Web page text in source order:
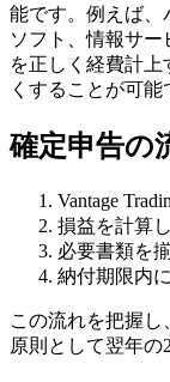
能です。例えば、
ソフト、情報サ
を正しく経費計
くすることが可能
確定申告の
Vantage
損益を計算
必要書類を
納付期限内
この流れを把握
原則として翌年の